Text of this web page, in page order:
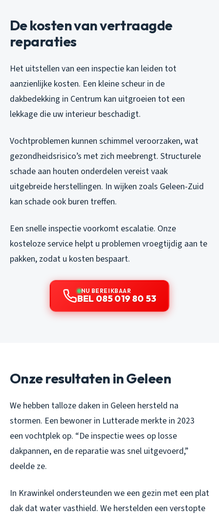
De kosten van vertraagde
reparaties
Het uitstellen van een inspectie kan leiden tot
aanzienlijke kosten. Een kleine scheur in de
dakbedekking in Centrum kan uitgroeien tot een
lekkage die uw interieur beschadigt.
Vochtproblemen kunnen schimmel veroorzaken, wat
gezondheidsrisico’s met zich meebrengt. Structurele
schade aan houten onderdelen vereist vaak
uitgebreide herstellingen. In wijken zoals Geleen-Zuid
kan schade ook buren treffen.
Een snelle inspectie voorkomt escalatie. Onze
kosteloze service helpt u problemen vroegtijdig aan te
pakken, zodat u kosten bespaart.
NU BEREIKBAAR
BEL 085 019 80 53
Onze resultaten in Geleen
We hebben talloze daken in Geleen hersteld na
stormen. Een bewoner in Lutterade merkte in 2023
een vochtplek op. “De inspectie wees op losse
dakpannen, en de reparatie was snel uitgevoerd,”
deelde ze.
In Krawinkel ondersteunden we een gezin met een plat
dak dat water vasthield. We herstelden een verstopte